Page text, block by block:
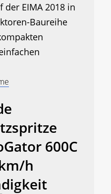
der EIMA 2018 in
Baureihe
600C
h